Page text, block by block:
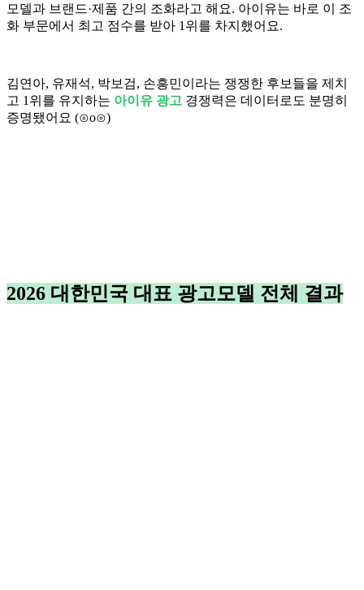
모델과 브랜드·제품 간의 조화라고 해요. 아이유는 바로 이 조
화 부문에서 최고 점수를 받아 1위를 차지했어요.
김연아, 유재석, 박보검, 손흥민이라는 쟁쟁한 후보들을 제치
고 1위를 유지하는 아이유 광고 경쟁력은 데이터로도 분명히
증명됐어요 (⊙o⊙)
2026 대한민국 대표 광고모델 전체 결과